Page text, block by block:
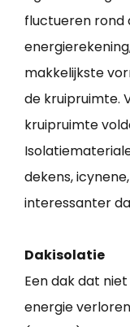
fluctueren rond
makkelijkste
de kruipruimte.
kruipruimte
dekens,
interessanter
Dakisolatie
Een dak dat
energie